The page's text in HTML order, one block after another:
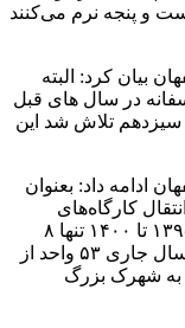
و پنجه نرم می‌کنند
بیان کرد: البته
در سال های قبل
سیزدهم تلاش شد این
ادامه داد: بعنوان
کارگاه‌های
ریخته‌گری از شهر اصفهان بوده اما از سال ۱۳۹۵ تا ۱۴۰۰ تنها ۸
مورد منتقل شده و این در حالی است که در سال جاری ۵۳ واحد از
در فضایی ۵۰ هکتاری به شهرک بزرگ